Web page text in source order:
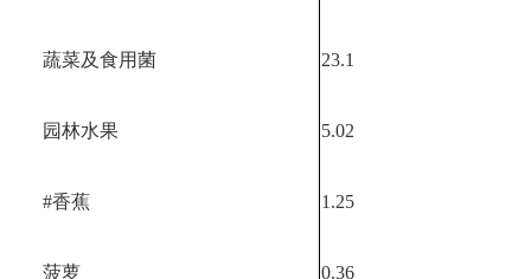
蔬菜及食用菌 23.1
园林水果 5.02
#香蕉 1.25
菠萝 0.36